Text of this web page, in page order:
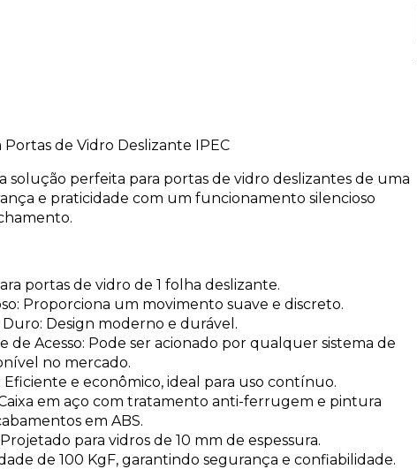
de Vidro Deslizante IPEC
solução perfeita para portas de vidro deslizantes de uma
e praticidade com um funcionamento silencioso
portas de vidro de 1 folha deslizante.
Proporciona um movimento suave e discreto.
Design moderno e durável.
de Acesso: Pode ser acionado por qualquer sistema de
no mercado.
Eficiente e econômico, ideal para uso contínuo.
em aço com tratamento anti-ferrugem e pintura
em ABS.
para vidros de 10 mm de espessura.
de 100 KgF, garantindo segurança e confiabilidade.